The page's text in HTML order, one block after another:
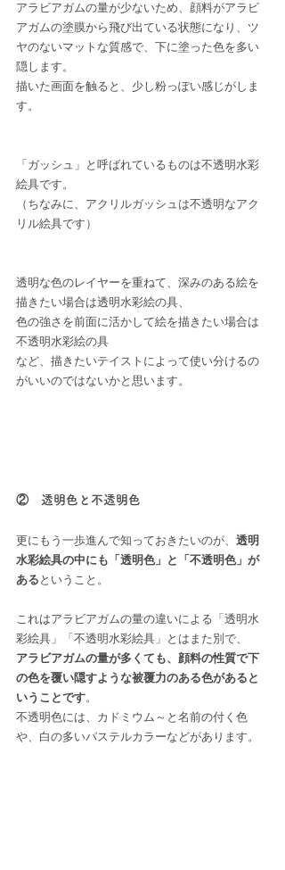
アラビアガムの量が少ないため、顔料がアラビ
アガムの塗膜から飛び出ている状態になり、ツ
ヤのないマットな質感で、下に塗った色を多い
隠します。
描いた画面を触ると、少し粉っぽい感じがしま
す。
「ガッシュ」と呼ばれているものは不透明水彩
絵具です。
（ちなみに、アクリルガッシュは不透明なアク
リル絵具です）
透明な色のレイヤーを重ねて、深みのある絵を
描きたい場合は透明水彩絵の具、
色の強さを前面に活かして絵を描きたい場合は
不透明水彩絵の具
など、描きたいテイストによって使い分けるの
がいいのではないかと思います。
②　透明色と不透明色
更にもう一歩進んで知っておきたいのが、 透明
水彩絵具の中にも「透明色」と「不透明色」が
ある ということ。
これはアラビアガムの量の違いによる「透明水
彩絵具」「不透明水彩絵具」とはまた別で、
アラビアガムの量が多くても、顔料の性質で下
の色を覆い隠すような被覆力のある色があると
いうことです。
不透明色には、カドミウム～と名前の付く色
や、白の多いパステルカラーなどがあります。